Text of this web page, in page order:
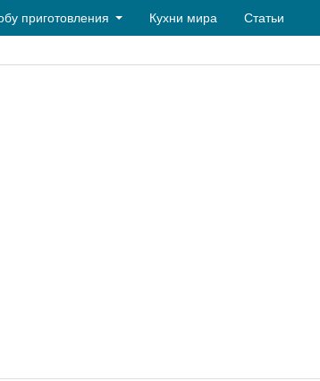
приготовления Кухни мира Статьи